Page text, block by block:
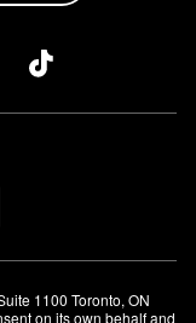
1100 Toronto, ON
on its own behalf and